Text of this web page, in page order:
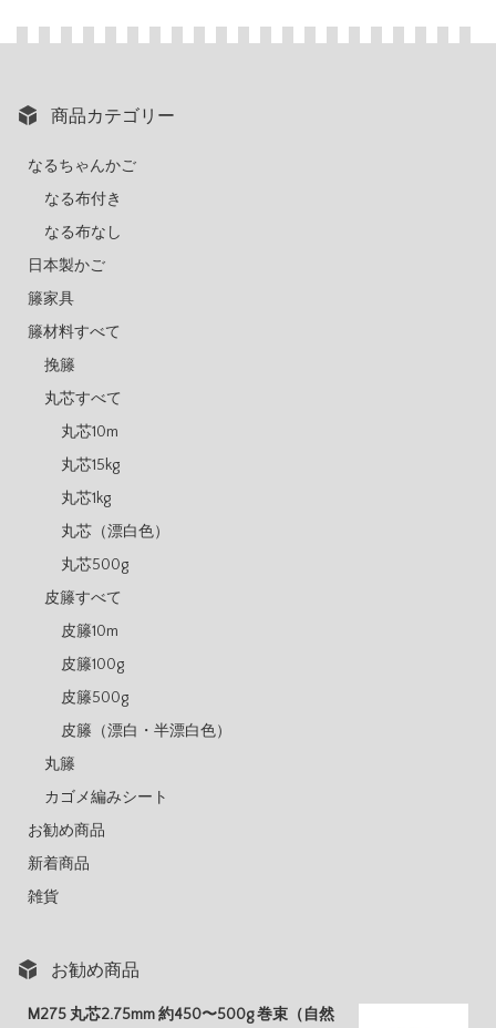
商品カテゴリー
なるちゃんかご
なる布付き
なる布なし
日本製かご
籐家具
籐材料すべて
挽籐
丸芯すべて
丸芯10m
丸芯15kg
丸芯1kg
丸芯（漂白色）
丸芯500g
皮籐すべて
皮籐10m
皮籐100g
皮籐500g
皮籐（漂白・半漂白色）
丸籐
カゴメ編みシート
お勧め商品
新着商品
雑貨
お勧め商品
M275 丸芯2.75mm 約450〜500g 巻束（自然